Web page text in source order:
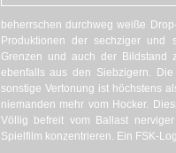
beherrschen durchweg weiße
Produktionen der sechziger und
Grenzen und auch der Bildstand
ebenfalls aus den Siebzigern.
sonstige Vertonung ist höchstens
niemanden mehr vom Hocker.
Völlig befreit vom Ballast
Spielfilm konzentrieren. Ein FSK-